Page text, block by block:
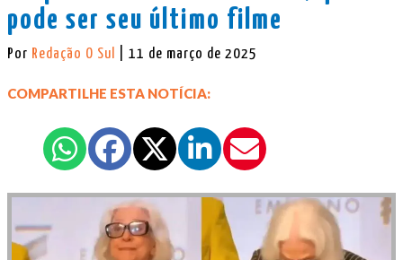
pode ser seu último filme
Por Redação O Sul | 11 de março de 2025
COMPARTILHE ESTA NOTÍCIA: